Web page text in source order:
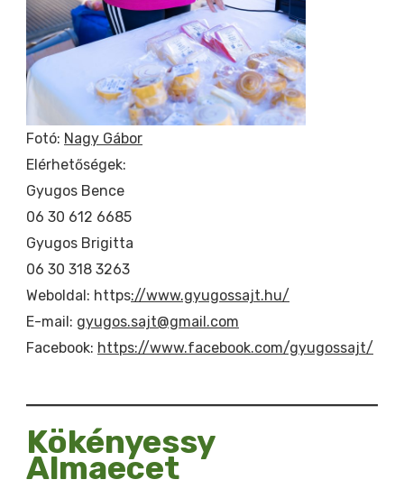
Fotó: Nagy Gábor
Elérhetőségek:
Gyugos Bence
06 30 612 6685
Gyugos Brigitta
06 30 318 3263
Weboldal: https://www.gyugossajt.hu/
E-mail: gyugos.sajt@gmail.com
Facebook: https://www.facebook.com/gyugossajt/
Kökényessy
Almaecet